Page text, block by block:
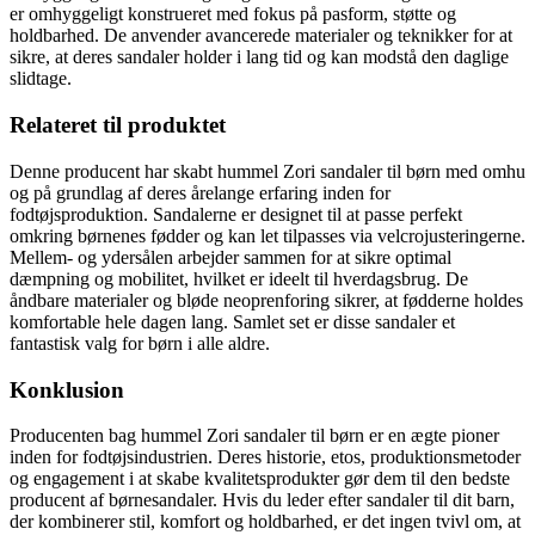
er omhyggeligt konstrueret med fokus på pasform, støtte og
holdbarhed. De anvender avancerede materialer og teknikker for at
sikre, at deres sandaler holder i lang tid og kan modstå den daglige
slidtage.
Relateret til produktet
Denne producent har skabt hummel Zori sandaler til børn med omhu
og på grundlag af deres årelange erfaring inden for
fodtøjsproduktion. Sandalerne er designet til at passe perfekt
omkring børnenes fødder og kan let tilpasses via velcrojusteringerne.
Mellem- og ydersålen arbejder sammen for at sikre optimal
dæmpning og mobilitet, hvilket er ideelt til hverdagsbrug. De
åndbare materialer og bløde neoprenforing sikrer, at fødderne holdes
komfortable hele dagen lang. Samlet set er disse sandaler et
fantastisk valg for børn i alle aldre.
Konklusion
Producenten bag hummel Zori sandaler til børn er en ægte pioner
inden for fodtøjsindustrien. Deres historie, etos, produktionsmetoder
og engagement i at skabe kvalitetsprodukter gør dem til den bedste
producent af børnesandaler. Hvis du leder efter sandaler til dit barn,
der kombinerer stil, komfort og holdbarhed, er det ingen tvivl om, at